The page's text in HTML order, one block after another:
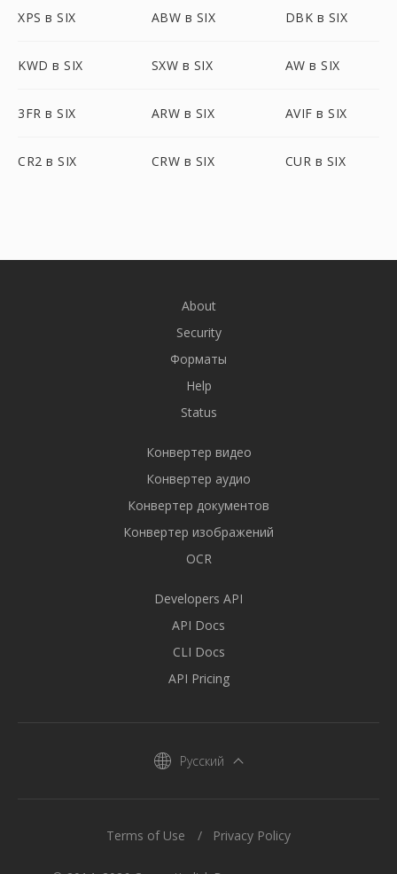
XPS в SIX ABW в SIX DBK в SIX
KWD в SIX SXW в SIX AW в SIX
3FR в SIX ARW в SIX AVIF в SIX
CR2 в SIX CRW в SIX CUR в SIX
About
Security
Форматы
Help
Status
Конвертер видео
Конвертер аудио
Конвертер документов
Конвертер изображений
OCR
Developers API
API Docs
CLI Docs
API Pricing
Русский
Terms of Use Privacy Policy